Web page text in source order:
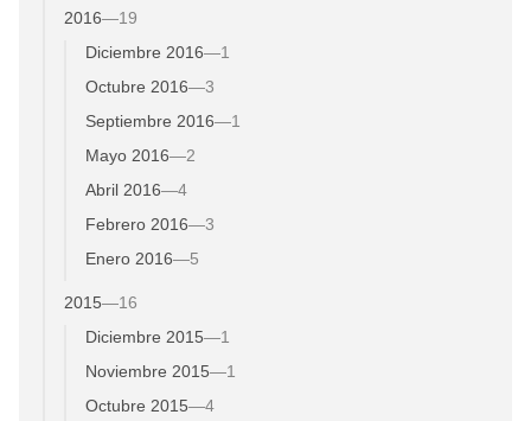
2016—19
Diciembre 2016—1
Octubre 2016—3
Septiembre 2016—1
Mayo 2016—2
Abril 2016—4
Febrero 2016—3
Enero 2016—5
2015—16
Diciembre 2015—1
Noviembre 2015—1
Octubre 2015—4